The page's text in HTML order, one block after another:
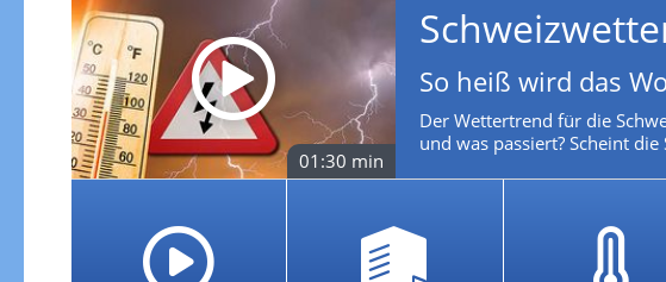
01:30 min
So heiß wird das
Der Wettertrend für die
und was passiert? Scheint die